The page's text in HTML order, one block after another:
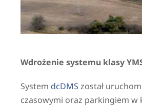
Wdrożenie systemu klasy
System dcDMS został
czasowymi oraz parkingiem w